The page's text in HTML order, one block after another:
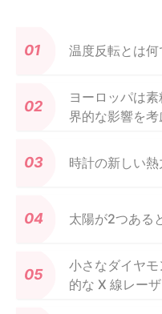
温度反転とは何
ヨーロッパは
界的な影響を
時計の新しい
太陽が2つある
小さなダイヤ
的な X 線レー